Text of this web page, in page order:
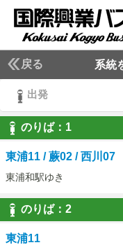
戻る 系統
出発
のりば： 1
1
東浦11 / 蕨02 / 西川07
東浦和駅ゆき
のりば： 2
2
東浦11